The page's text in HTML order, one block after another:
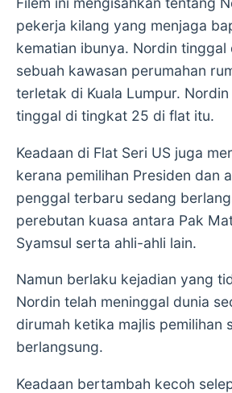
pekerja kilang yang menjaga
kematian ibunya. Nordin tinggal
sebuah kawasan perumahan
terletak di Kuala Lumpur.
tinggal di tingkat 25 di flat itu.
Keadaan di Flat Seri US juga
kerana pemilihan Presiden dan
penggal terbaru sedang
perebutan kuasa antara Pak
Syamsul serta ahli-ahli lain.
Namun berlaku kejadian yang
Nordin telah meninggal dunia
dirumah ketika majlis pemilihan
berlangsung.
Keadaan bertambah kecoh